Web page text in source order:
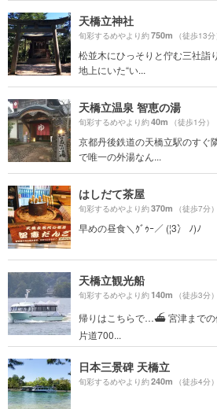
天橋立神社
旬彩するめやより約750m （徒歩13分
松並木にひっそりと佇む三社詣
地上にいた“い...
天橋立温泉 智恵の湯
旬彩するめやより約40m （徒歩1分）
京都丹後鉄道の天橋立駅のすぐ
で唯一の外湯なん...
はしだて茶屋
旬彩するめやより約370m （徒歩7分）
早めの昼食＼ｸﾞｩｰ／ (¦3冫 ﾉ)ﾉ
天橋立観光船
旬彩するめやより約140m （徒歩3分）
帰りはこちらで…⛴ 宮津まで
片道700...
日本三景碑 天橋立
旬彩するめやより約240m （徒歩4分）